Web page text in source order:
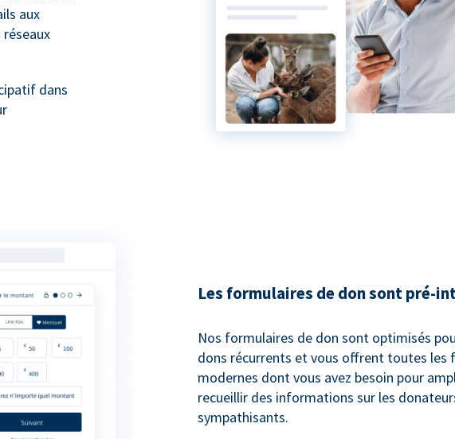
aux
dans
Les formulaires de don sont pré-
Nos formulaires de don sont optimisés
dons récurrents et vous offrent toutes les
modernes dont vous avez besoin pour
recueillir des informations sur les
sympathisants.